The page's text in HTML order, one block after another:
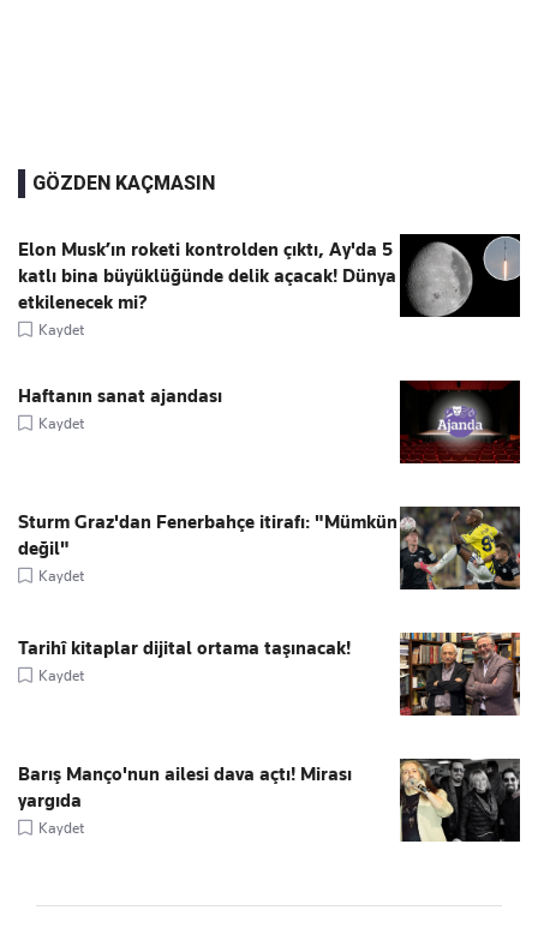
GÖZDEN KAÇMASIN
Elon Musk’ın roketi kontrolden çıktı, Ay'da 5
katlı bina büyüklüğünde delik açacak! Dünya
etkilenecek mi?
Kaydet
Haftanın sanat ajandası
Kaydet
Sturm Graz'dan Fenerbahçe itirafı: "Mümkün
değil"
Kaydet
Tarihî kitaplar dijital ortama taşınacak!
Kaydet
Barış Manço'nun ailesi dava açtı! Mirası
yargıda
Kaydet